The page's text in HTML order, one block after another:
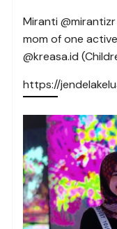
Miranti
mom of one
@kreasa.id
https://